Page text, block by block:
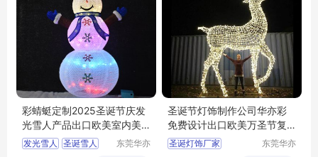
彩蜻蜓定制2025圣诞节庆发
光雪人产品出口欧美室内美
陈装饰灯饰
发光雪人
圣诞雪人
东莞华亦
圣诞节灯饰制作公司华亦彩
免费设计出口欧美万圣节复
活节装饰灯
圣诞灯饰厂家
东莞华亦